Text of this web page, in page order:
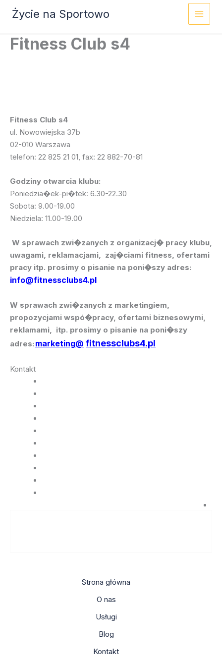
Przejdź
Życie na Sportowo
Fitness Club s4
Fitness Club s4
ul. Nowowiejska 37b
02-010 Warszawa
telefon: 22 825 21 01 fax: 22 882-70-81
Godziny otwarcia klubu:
Poniedzia�ek-pi�tek: 6.30-22.30
Sobota: 9.00-19.00
Niedziela: 11.00-19.00
W sprawach zwi�zanych z organizacj� pracy klubu,
uwagami, reklamacjami, zaj�ciami fitness, ofertami
pracy itp. prosimy o pisanie na poni�szy adres:
info@fitnessclubs4.pl
W sprawach zwi�zanych z marketingiem,
propozycjami wspó�pracy, ofertami biznesowymi,
reklamami, itp. prosimy o pisanie na poni�szy
adres: marketing@ fitnessclubs4.pl
Kontakt
Strona główna
O nas
Usługi
Blog
Kontakt